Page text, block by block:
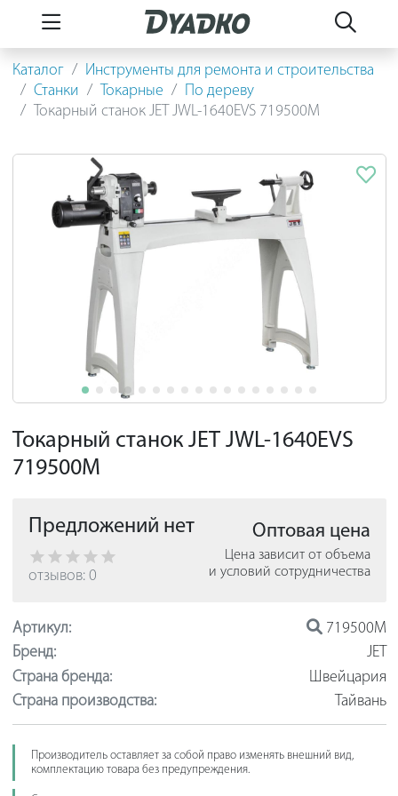
Каталог
Инструменты для ремонта и строительства
Станки
Токарные
По дереву
Токарный станок JET JWL-1640EVS 719500M
Токарный станок JET JWL-1640EVS
719500M
Предложений нет
отзывов: 0
Оптовая цена
Цена зависит от объема
и условий сотрудничества
Артикул:
719500M
Бренд:
JET
Страна бренда:
Швейцария
Страна производства:
Тайвань
Производитель оставляет за собой право изменять внешний вид,
комплектацию товара без предупреждения.